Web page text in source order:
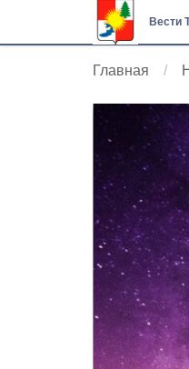
Вести
Главная